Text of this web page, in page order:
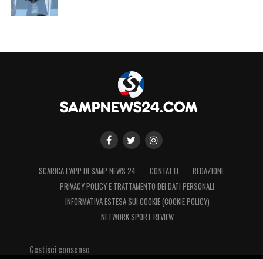
SCARICA L’APP DI SAMP NEWS 24 CONTATTI
REDAZIONE
PRIVACY POLICY E TRATTAMENTO DEI DATI PERSONALI
INFORMATIVA ESTESA SUI COOKIE (COOKIE POLICY)
NETWORK SPORT REVIEW
Gestisci consenso